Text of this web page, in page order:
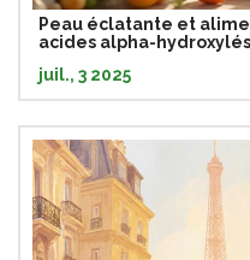
Peau éclatante et
acides alpha-hydroxylés
juil., 3 2025